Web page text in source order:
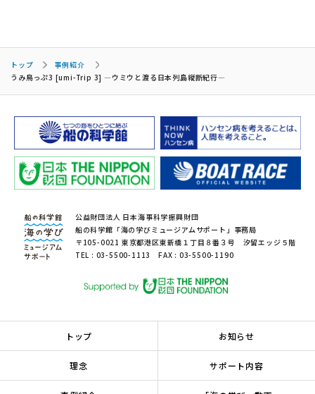
トップ
事例紹介
うみ鳥っぷ3 [umi-Trip 3] ―ウミウと渡る日本列島縦断紀行―
公益財団法人 日本海事科学振興財団
船の科学館「海の学びミュージアムサポート」事務局
〒105-0021 東京都港区東新橋１丁目８番３号 汐留エッジ５階
TEL : 03-5500-1113 FAX : 03-5500-1190
トップ お知らせ
理念 サポート内容